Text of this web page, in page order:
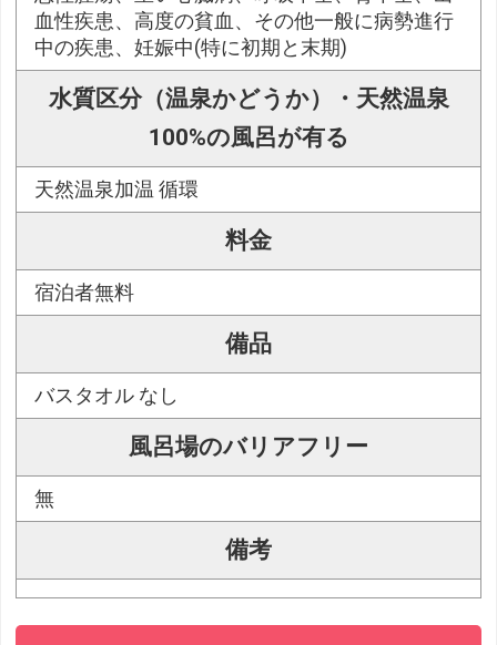
血性疾患、高度の貧血、その他一般に病勢進行
中の疾患、妊娠中(特に初期と末期)
水質区分（温泉かどうか）・天然温泉
100%の風呂が有る
天然温泉加温 循環
料金
宿泊者無料
備品
バスタオル なし
風呂場のバリアフリー
無
備考